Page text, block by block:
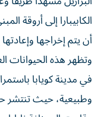
الكابيبارا إلى أروقة
أن يتم إخراجها
وتظهر هذه الحيوانات
في مدينة كويابا
وطبيعية، حيث تنتشر